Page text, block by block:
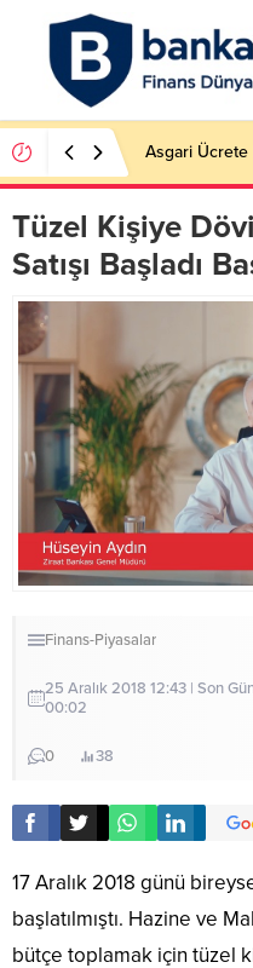
FAST limiti ne
limiti!
Tüzel Kişiye
Satışı Başladı
Finans-Piyasalar
25 Aralık 2018 12:43 | Son
00:02
0 38
17 Aralık 2018 günü
başlatılmıştı. Hazine ve
bütçe toplamak için tüzel